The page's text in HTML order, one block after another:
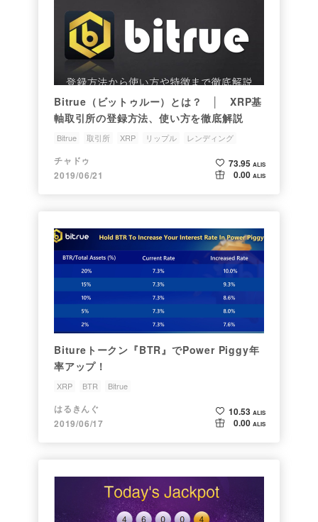
Bitrue（ビットゥルー）とは？ │ XRP基
軸取引所の登録方法、使い方を徹底解説
Bitrue 取引所 XRP リップル レンディング
チャドゥ
2019/06/21
73.95 ALIS
0.00 ALIS
Bitureトークン『BTR』でPower Piggy年
率アップ！
XRP BTR Bitrue
はるきんぐ
2019/06/17
10.53 ALIS
0.00 ALIS